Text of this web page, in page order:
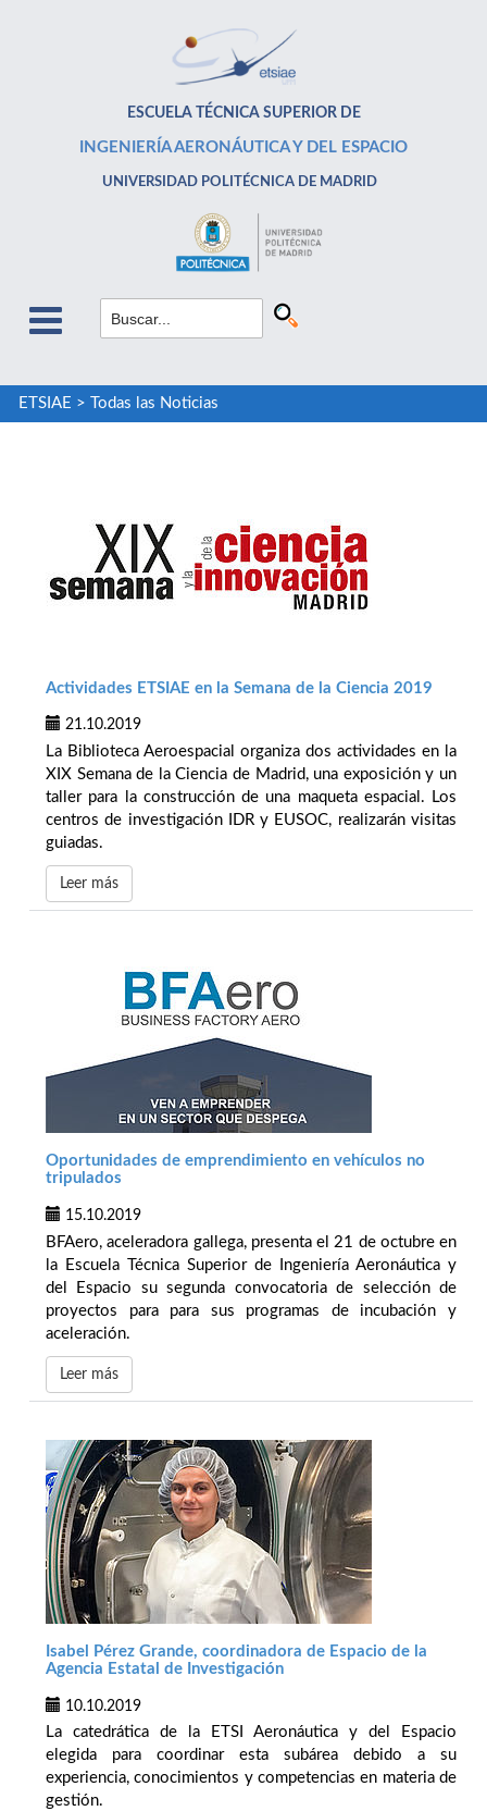
ESCUELA TÉCNICA SUPERIOR DE
INGENIERÍA AERONÁUTICA Y DEL ESPACIO
UNIVERSIDAD POLITÉCNICA DE MADRID
ETSIAE > Todas las Noticias
Actividades ETSIAE en la Semana de la Ciencia 2019
21.10.2019
La Biblioteca Aeroespacial organiza dos actividades en la
XIX Semana de la Ciencia de Madrid, una exposición y un
taller para la construcción de una maqueta espacial. Los
centros de investigación IDR y EUSOC, realizarán visitas
guiadas.
Leer más
Oportunidades de emprendimiento en vehículos no
tripulados
15.10.2019
BFAero, aceleradora gallega, presenta el 21 de octubre en
la Escuela Técnica Superior de Ingeniería Aeronáutica y
del Espacio su segunda convocatoria de selección de
proyectos para para sus programas de incubación y
aceleración.
Leer más
Isabel Pérez Grande, coordinadora de Espacio de la
Agencia Estatal de Investigación
10.10.2019
La catedrática de la ETSI Aeronáutica y del Espacio
elegida para coordinar esta subárea debido a su
experiencia, conocimientos y competencias en materia de
gestión.